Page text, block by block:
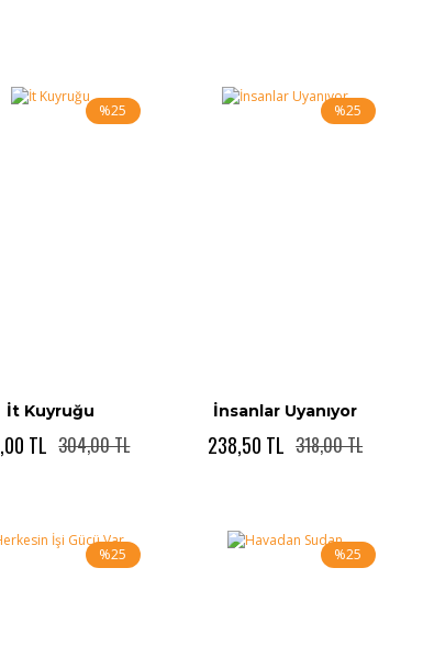
%25
İt Kuyruğu
TL 304,00 TL
%25
İnsanlar Uyanıyor
238,50 TL 318,00 TL
%25 %25